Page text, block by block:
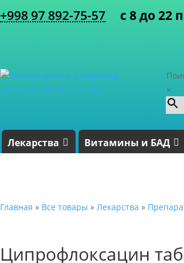
+998 97 892-75-57 с 8 до 22
×
Лекарства Витамины и БАД
Главная » Все товары » Лекарства »
Ципрофлоксацин